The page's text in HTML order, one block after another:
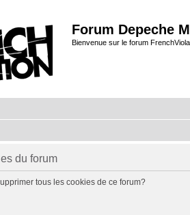
Forum Depeche
Bienvenue sur le forum
du forum
tous les cookies de ce forum?